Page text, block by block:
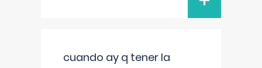
cuando ay q tener la